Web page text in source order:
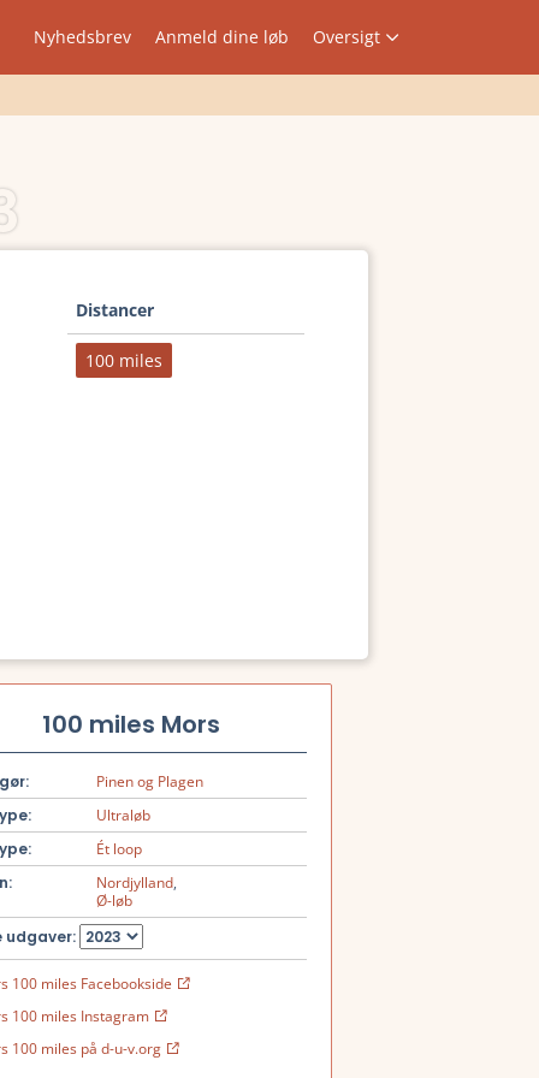
Nyhedsbrev Anmeld dine løb Oversigt
Distancer
100 miles
100 miles Mors
Pinen og Plagen
Ultraløb
Ét loop
Nordjylland,
Ø-løb
udgaver:
100 miles Facebookside
100 miles Instagram
100 miles på d-u-v.org